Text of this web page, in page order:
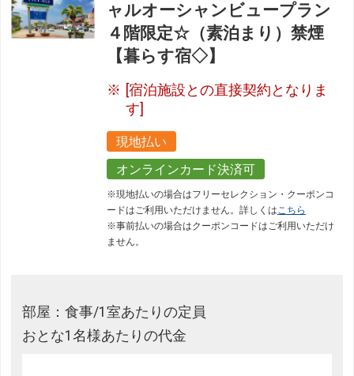
ャルオーシャンビュープラン
４階限定☆（素泊まり）禁煙
【暮らす宿◇】
[宿泊施設との直接契約となりま
す]
現地払い
オンラインカード決済可
※現地払いの場合はフリーセレクション・クーポンコ
ードはご利用いただけません。詳しくはこちら
※事前払いの場合はクーポンコードはご利用いただけ
ません。
部屋：食事/1室あたりの定員
おとな1名様あたりの代金